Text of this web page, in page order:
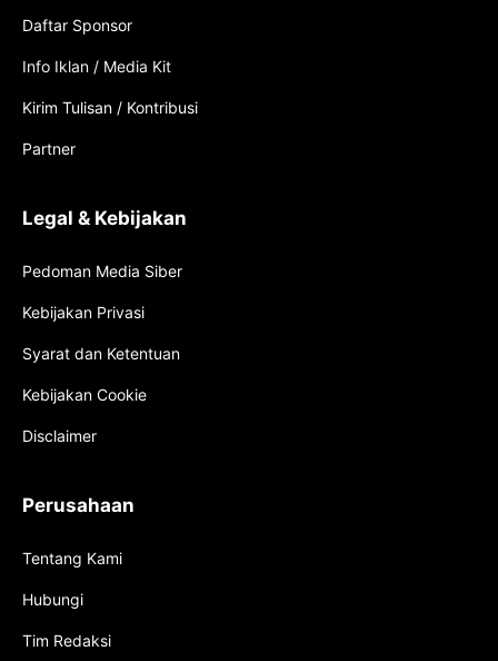
Daftar Sponsor
Info Iklan / Media Kit
Kirim Tulisan / Kontribusi
Partner
Legal & Kebijakan
Pedoman Media Siber
Kebijakan Privasi
Syarat dan Ketentuan
Kebijakan Cookie
Disclaimer
Perusahaan
Tentang Kami
Hubungi
Tim Redaksi